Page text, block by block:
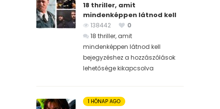
18 thriller, amit
mindenképpen látnod kell
138442
0
18 thriller, amit
mindenképpen látnod kell
bejegyzéshez a hozzászólások
lehetősége kikapcsolva
1 HÓNAP AGO